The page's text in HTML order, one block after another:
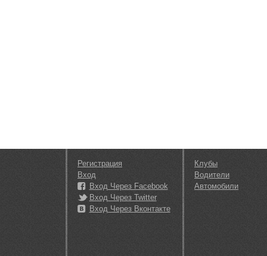
Регистрация
Вход
Вход Через Facebook
Вход Через Twitter
Вход Через Вконтакте
Клубы
Водители
Автомобили